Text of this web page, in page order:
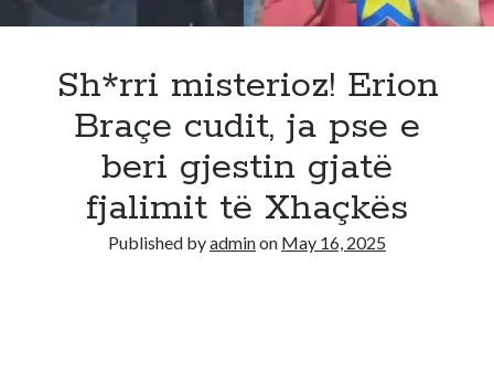
Sh*rri misterioz! Erion
Braçe cudit, ja pse e
beri gjestin gjatë
fjalimit të Xhaçkës
Published byadminon May 16, 2025